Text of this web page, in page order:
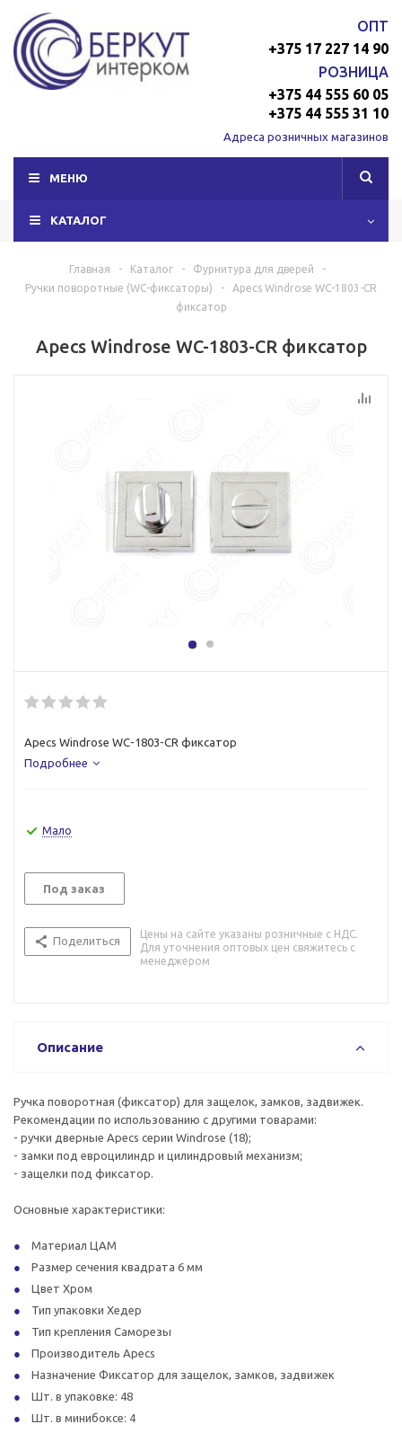
ОПТ
+375 17 227 14 90
РОЗНИЦА
+375 44 555 60 05
+375 44 555 31 10
Адреса розничных магазинов
МЕНЮ
КАТАЛОГ
Главная - Каталог - Фурнитура для дверей
-
Ручки поворотные (WC-фиксаторы)
-
Apecs Windrose WC-1803-CR
фиксатор
Apecs Windrose WC-1803-CR фиксатор
Apecs Windrose WC-1803-CR фиксатор
Подробнее
Мало
Под заказ
Поделиться
Цены на сайте указаны розничные с НДС.
Для уточнения оптовых цен свяжитесь с
менеджером
Описание
Ручка поворотная (фиксатор) для защелок, замков, задвижек.
Рекомендации по использованию с другими товарами:
- ручки дверные Apecs серии Windrose (18);
- замки под евроцилиндр и цилиндровый механизм;
- защелки под фиксатор.
Основные характеристики:
Материал ЦАМ
Размер сечения квадрата 6 мм
Цвет Хром
Тип упаковки Хедер
Тип крепления Саморезы
Производитель Apecs
Назначение Фиксатор для защелок, замков, задвижек
Шт. в упаковке: 48
Шт. в минибоксе: 4